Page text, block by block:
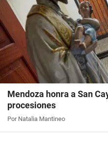
Mendoza honra a San
procesiones
Por Natalia Mantineo